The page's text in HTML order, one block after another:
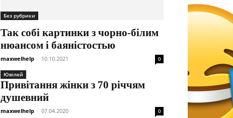
Без рубрики
Так собі картинки з чорно-білим
нюансом і баяністостью
maxwelhelp - 10.10.2021 0
Ювілей
Привітання жінки з 70 річчям
душевний
maxwelhelp - 07.04.2020 0